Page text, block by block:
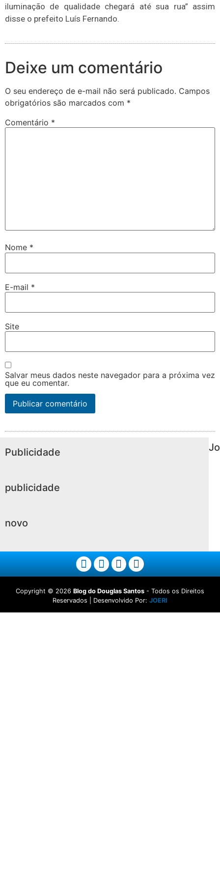
iluminação de qualidade chegará até sua rua” assim
disse o prefeito Luís Fernando.
Deixe um comentário
O seu endereço de e-mail não será publicado. Campos
obrigatórios são marcados com *
Comentário *
Nome *
E-mail *
Site
Salvar meus dados neste navegador para a próxima vez
que eu comentar.
Publicidade
publicidade
novo
Jo
Copyright © 2026 Blog do Douglas Santos - Todos os Direitos
Reservados | Desenvolvido Por: JOERI